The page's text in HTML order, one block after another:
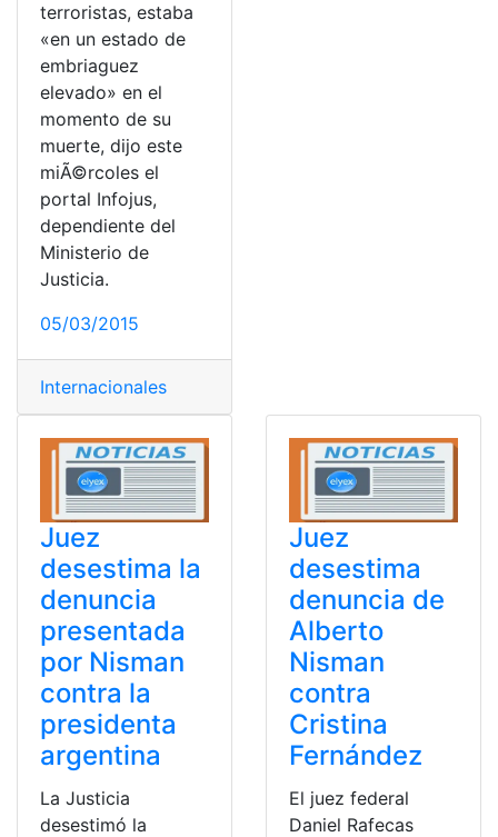
terroristas, estaba
«en un estado de
embriaguez
elevado» en el
momento de su
muerte, dijo este
miÃ©rcoles el
portal Infojus,
dependiente del
Ministerio de
Justicia.
05/03/2015
Internacionales
Juez
desestima la
denuncia
presentada
por Nisman
contra la
presidenta
argentina
La Justicia
desestimó la
Juez
desestima
denuncia de
Alberto
Nisman
contra
Cristina
Fernández
El juez federal
Daniel Rafecas